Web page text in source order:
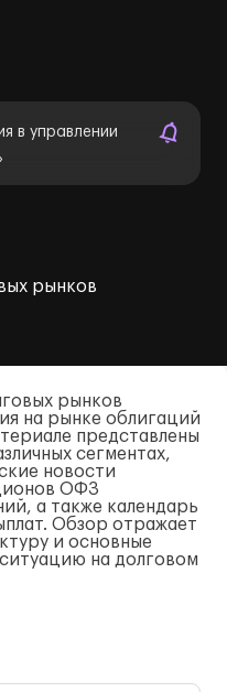
в управлении
рынков
рынков
на рынке облигаций
представлены
сегментах,
новости
ОФЗ
а также календарь
Обзор отражает
и основные
на долговом